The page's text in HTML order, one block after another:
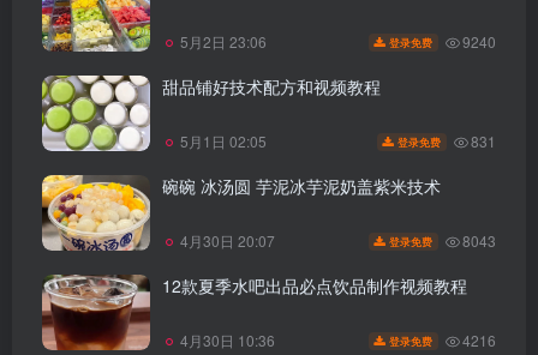
5月2日 23:06 登录免费 9240
甜品铺好技术配方和视频教程
5月1日 02:05 登录免费 831
碗碗 冰汤圆 芋泥冰芋泥奶盖紫米技术
4月30日 20:07 登录免费 8043
12款夏季水吧出品必点饮品制作视频教程
4月30日 10:36 登录免费 4216